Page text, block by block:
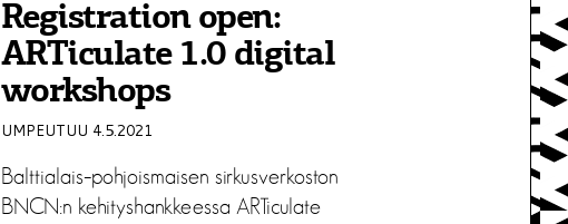
Registration open:
ARTiculate 1.0 digital
workshops
UMPEUTUU 4.5.2021
Balttialais–pohjoismaisen sirkusverkoston
BNCN:n kehityshankkeessa ARTiculate